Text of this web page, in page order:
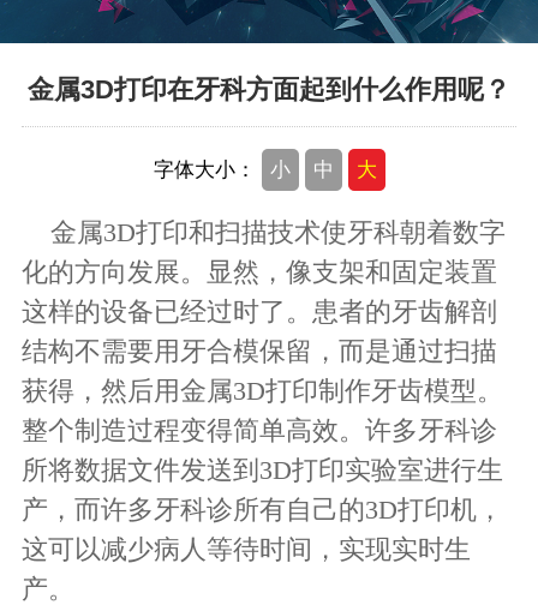
金属3D打印在牙科方面起到什么作用呢？
字体大小： 小 中 大
金属3D打印和扫描技术使牙科朝着数字
化的方向发展。显然，像支架和固定装置
这样的设备已经过时了。患者的牙齿解剖
结构不需要用牙合模保留，而是通过扫描
获得，然后用金属3D打印制作牙齿模型。
整个制造过程变得简单高效。许多牙科诊
所将数据文件发送到3D打印实验室进行生
产，而许多牙科诊所有自己的3D打印机，
这可以减少病人等待时间，实现实时生
产。